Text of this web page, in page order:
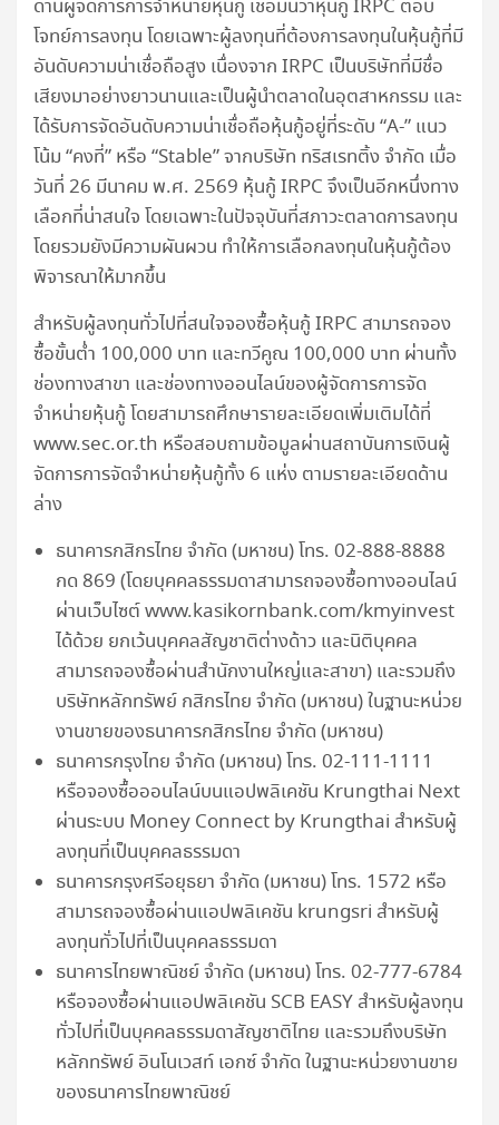
ด้านผู้จัดการการจำหน่ายหุ้นกู้ เชื่อมั่นว่าหุ้นกู้ IRPC ตอบ
โจทย์การลงทุน โดยเฉพาะผู้ลงทุนที่ต้องการลงทุนในหุ้นกู้ที่มี
อันดับความน่าเชื่อถือสูง เนื่องจาก IRPC เป็นบริษัทที่มีชื่อ
เสียงมาอย่างยาวนานและเป็นผู้นำตลาดในอุตสาหกรรม และ
ได้รับการจัดอันดับความน่าเชื่อถือหุ้นกู้อยู่ที่ระดับ “A-” แนว
โน้ม “คงที่” หรือ “Stable” จากบริษัท ทริสเรทติ้ง จำกัด เมื่อ
วันที่ 26 มีนาคม พ.ศ. 2569 หุ้นกู้ IRPC จึงเป็นอีกหนึ่งทาง
เลือกที่น่าสนใจ โดยเฉพาะในปัจจุบันที่สภาวะตลาดการลงทุน
โดยรวมยังมีความผันผวน ทำให้การเลือกลงทุนในหุ้นกู้ต้อง
พิจารณาให้มากขึ้น
สำหรับผู้ลงทุนทั่วไปที่สนใจจองซื้อหุ้นกู้ IRPC สามารถจอง
ซื้อขั้นต่ำ 100,000 บาท และทวีคูณ 100,000 บาท ผ่านทั้ง
ช่องทางสาขา และช่องทางออนไลน์ของผู้จัดการการจัด
จำหน่ายหุ้นกู้ โดยสามารถศึกษารายละเอียดเพิ่มเติมได้ที่
www.sec.or.th หรือสอบถามข้อมูลผ่านสถาบันการเงินผู้
จัดการการจัดจำหน่ายหุ้นกู้ทั้ง 6 แห่ง ตามรายละเอียดด้าน
ล่าง
ธนาคารกสิกรไทย จำกัด (มหาชน) โทร. 02-888-8888
กด 869 (โดยบุคคลธรรมดาสามารถจองซื้อทางออนไลน์
ผ่านเว็บไซต์ www.kasikornbank.com/kmyinvest
ได้ด้วย ยกเว้นบุคคลสัญชาติต่างด้าว และนิติบุคคล
สามารถจองซื้อผ่านสำนักงานใหญ่และสาขา) และรวมถึง
บริษัทหลักทรัพย์ กสิกรไทย จำกัด (มหาชน) ในฐานะหน่วย
งานขายของธนาคารกสิกรไทย จำกัด (มหาชน)
ธนาคารกรุงไทย จำกัด (มหาชน) โทร. 02-111-1111
หรือจองซื้อออนไลน์บนแอปพลิเคชัน Krungthai Next
ผ่านระบบ Money Connect by Krungthai สำหรับผู้
ลงทุนที่เป็นบุคคลธรรมดา
ธนาคารกรุงศรีอยุธยา จำกัด (มหาชน) โทร. 1572 หรือ
สามารถจองซื้อผ่านแอปพลิเคชัน krungsri สำหรับผู้
ลงทุนทั่วไปที่เป็นบุคคลธรรมดา
ธนาคารไทยพาณิชย์ จำกัด (มหาชน) โทร. 02-777-6784
หรือจองซื้อผ่านแอปพลิเคชัน SCB EASY สำหรับผู้ลงทุน
ทั่วไปที่เป็นบุคคลธรรมดาสัญชาติไทย และรวมถึงบริษัท
หลักทรัพย์ อินโนเวสท์ เอกซ์ จำกัด ในฐานะหน่วยงานขาย
ของธนาคารไทยพาณิชย์